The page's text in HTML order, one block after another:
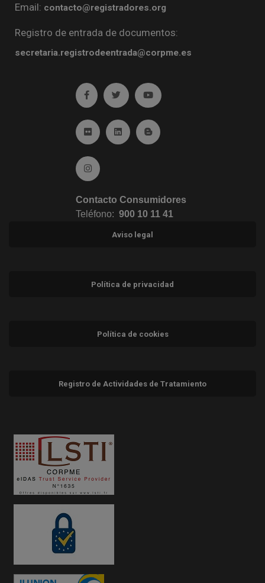
Email: contacto@registradores.org
Registro de entrada de documentos:
secretaria.registrodeentrada@corpme.es
Ir a facebook (abre en ventana nueva)
Ir a twitter (abre en ventana nueva)
Ir a YouTube (abre en
Ir a Flickr (abre en ventana nueva)
Ir a Linkedin (abre en ventana nueva)
Ir al Blog (abre en ventana
Ir a Instagram (abre en ventana nueva)
Contacto Consumidores
Teléfono: 900 10 11 41
Aviso legal
Política de privacidad
Política de cookies
Registro de Actividades de Tratamiento